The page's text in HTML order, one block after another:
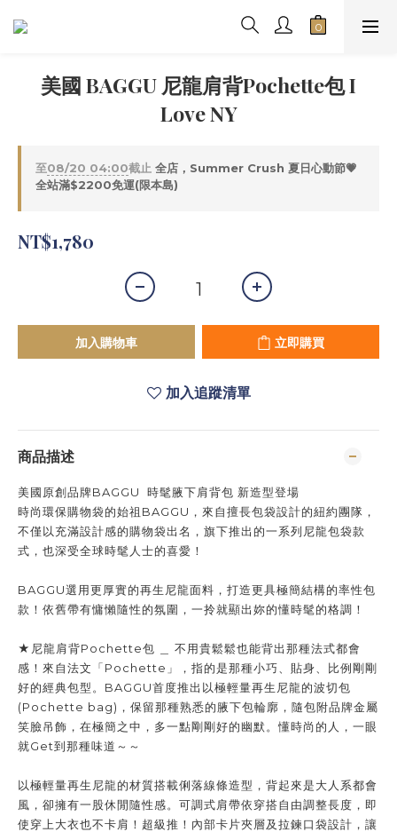
美國 BAGGU 尼龍肩背Pochette包 I
Love NY
至08/20 04:00截止 全店，Summer Crush 夏日心動節💗
全站滿$2200免運(限本島)
NT$1,780
加入購物車 立即購買
加入追蹤清單
商品描述
美國原創品牌BAGGU 時髦腋下肩背包 新造型登場
時尚環保購物袋的始祖BAGGU，來自擅長包袋設計的紐約團隊，
不僅以充滿設計感的購物袋出名，旗下推出的一系列尼龍包袋款
式，也深受全球時髦人士的喜愛！
BAGGU選用更厚實的再生尼龍面料，打造更具極簡結構的率性包
款！依舊帶有慵懶隨性的氛圍，一拎就顯出妳的懂時髦的格調！
★尼龍肩背Pochette包 ＿ 不用貴鬆鬆也能背出那種法式都會
感！來自法文「Pochette」，指的是那種小巧、貼身、比例剛剛
好的經典包型。BAGGU首度推出以極輕量再生尼龍的波切包
(Pochette bag)，保留那種熟悉的腋下包輪廓，隨包附品牌金屬
笑臉吊飾，在極簡之中，多一點剛剛好的幽默。懂時尚的人，一眼
就Get到那種味道～～
以極輕量再生尼龍的材質搭載俐落線條造型，背起來是大人系都會
風，卻擁有一股休閒隨性感。可調式肩帶依穿搭自由調整長度，即
使穿上大衣也不卡肩！超級推！內部卡片夾層及拉鍊口袋設計，讓